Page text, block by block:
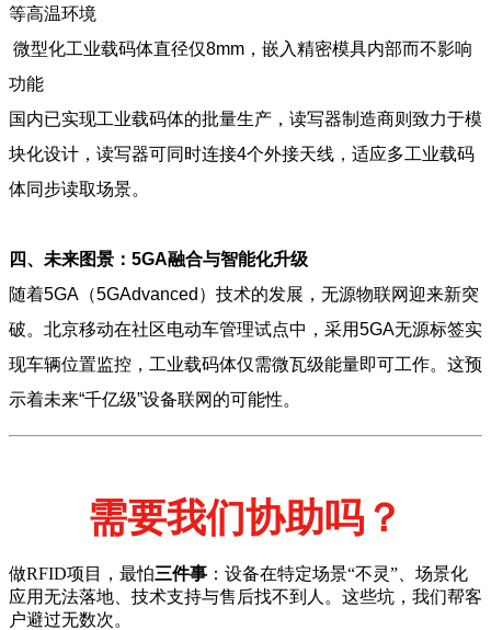
等高温环境
微型化工业载码体直径仅8mm，嵌入精密模具内部而不影响
功能
国内已实现工业载码体的批量生产，读写器制造商则致力于模
块化设计，读写器可同时连接4个外接天线，适应多工业载码
体同步读取场景。
四、未来图景：5GA融合与智能化升级
随着5GA（5GAdvanced）技术的发展，无源物联网迎来新突
破。北京移动在社区电动车管理试点中，采用5GA无源标签实
现车辆位置监控， 工业载码体仅需微瓦级能量即可工作。这预
示着未来“千亿级”设备联网的可能性。
需要我们协助吗？
做RFID项目，最怕三件事 ：设备在特定场景“不灵”、场景化
应用无法落地、技术支持与售后找不到人。这些坑，我们帮客
户避过无数次。